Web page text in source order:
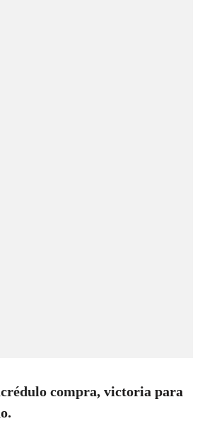
compra, victoria para